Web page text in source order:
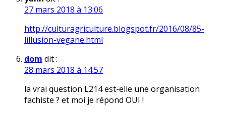
27 mars 2018 à 13:06
http://culturagriculture.blogspot.fr/2016/08/85-
lillusion-vegane.html
dom dit :
28 mars 2018 à 14:57
la vrai question L214 est-elle une organisation
fachiste ? et moi je répond OUI !